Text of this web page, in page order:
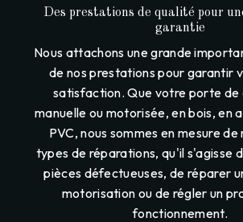
Des prestations de qualité pour
garantie
Nous attachons une grande
de nos prestations pour garantir
satisfaction. Que votre porte de
manuelle ou motorisée, en bois, en
PVC, nous sommes en mesure
types de réparations, qu'il s'agisse
pièces défectueuses, de réparer
motorisation ou de régler un
fonctionnement.